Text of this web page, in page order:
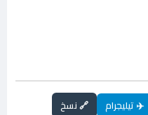
✈️ تيليجرام 🔗 نسخ